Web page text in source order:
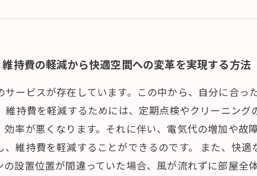
持費の軽減から快適空間への変革を実現する方法
ービスが存在しています。この中から、自分に合
維持費を軽減するためには、定期点検やクリーニン
率が悪くなります。それに伴い、電気代の増加や
維持費を軽減することができるのです。 また、快
設置位置が間違っていた場合、風が流れずに部屋